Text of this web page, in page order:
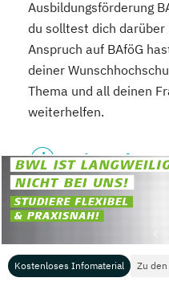
Kostenloses Infomaterial Zu
Ausbildungsförderung
du solltest dich darüber
Anspruch auf BAföG
deiner
Thema und all deinen
weiterhelfen.
Wie sehen